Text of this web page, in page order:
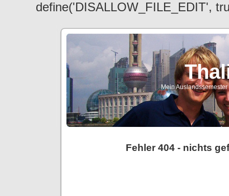
define('DISALLOW_FILE_EDIT',
Mein
Fehler 404 - nichts